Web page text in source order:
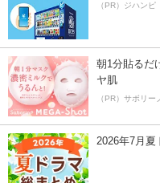
（PR）ジハンピ
朝1分貼るだ
ヤ肌
（PR）サボリー
2026年7月夏